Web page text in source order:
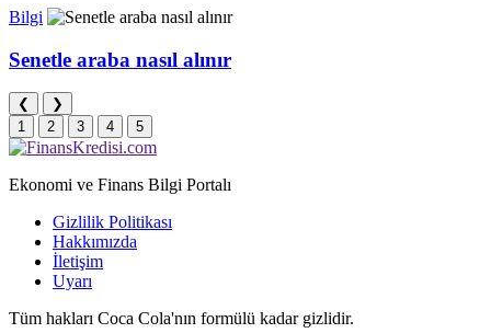
Bilgi
Senetle araba nasıl alınır
❮
❯
1
2 3 4 5
Ekonomi ve Finans Bilgi Portalı
Gizlilik Politikası
Hakkımızda
İletişim
Uyarı
Tüm hakları Coca Cola'nın formülü kadar gizlidir.